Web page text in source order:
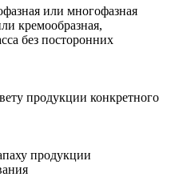
или многофазная
кремообразная,
без посторонних
продукции конкретного
продукции